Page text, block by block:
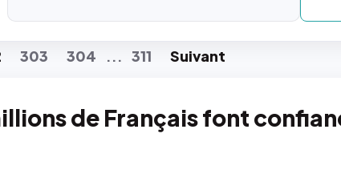
303 304 ... 311 Suivant
de Français font